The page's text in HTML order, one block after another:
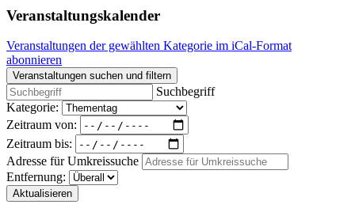
Veranstaltungskalender
Veranstaltungen der gewählten Kategorie im iCal-Format
abonnieren
Veranstaltungen suchen und filtern
Suchbegriff
Kategorie:
Zeitraum von:
Zeitraum bis:
Adresse für Umkreissuche
Entfernung:
Aktualisieren